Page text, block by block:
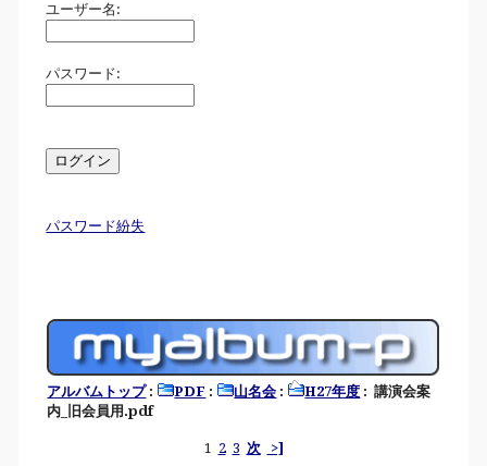
ユーザー名:
パスワード:
パスワード紛失
アルバムトップ: PDF : 山名会 : H27年度 : 講演会案
内_旧会員用.pdf
1 2 3 次 >]